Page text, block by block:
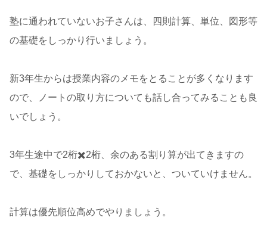
塾に通われていないお子さんは、四則計算、単位、図形等
の基礎をしっかり行いましょう。
新3年生からは授業内容のメモをとることが多くなります
ので、ノートの取り方についても話し合ってみることも良
いでしょう。
3年生途中で2桁✖️2桁、余のある割り算が出てきますの
で、基礎をしっかりしておかないと、ついていけません。
計算は優先順位高めでやりましょう。